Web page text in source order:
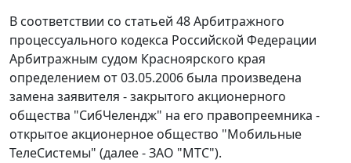
В соответствии со статьей 48Арбитражного
процессуального кодекса Российской Федерации
Арбитражным судом Красноярского края
определением от 03.05.2006 была произведена
замена заявителя - закрытого акционерного
общества "СибЧелендж" на его правопреемника -
открытое акционерное общество "Мобильные
ТелеСистемы" (далее - ЗАО "МТС").